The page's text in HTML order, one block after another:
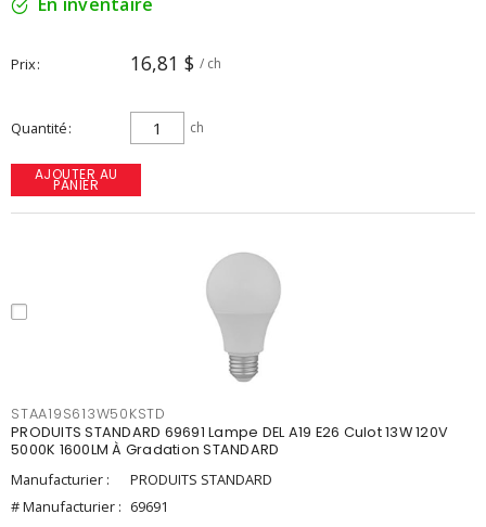
Prix 16,81 $ / ch
Quantité ch
AJOUTER AU
PANIER
STAA19S613W50KSTD
PRODUITS STANDARD 69691 Lampe DEL A19 E26 Culot 13W 120V
5000K 1600LM À Gradation STANDARD
Manufacturier :
PRODUITS STANDARD
# Manufacturier : 69691